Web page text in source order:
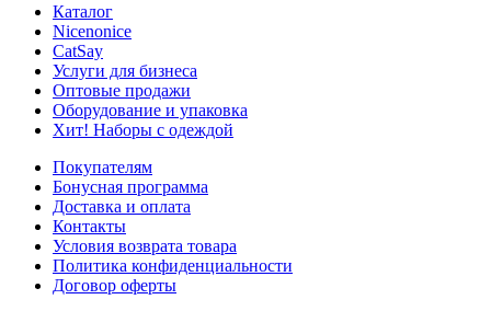
Каталог
Nicenonice
CatSay
Услуги для бизнеса
Оптовые продажи
Оборудование и упаковка
Хит! Наборы с одеждой
Покупателям
Бонусная программа
Доставка и оплата
Контакты
Условия возврата товара
Политика конфиденциальности
Договор оферты